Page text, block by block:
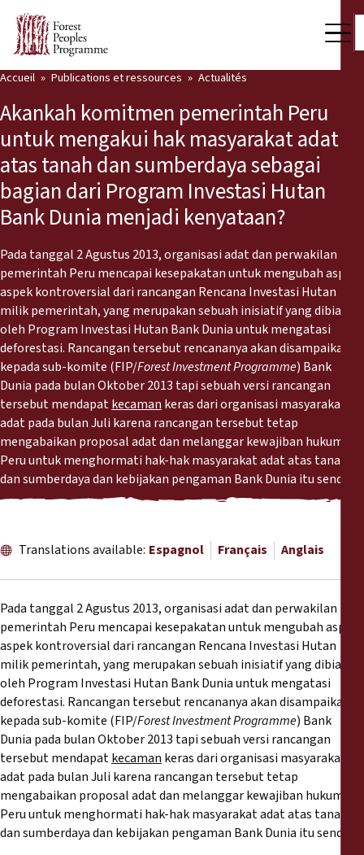
Qui nous sommes
Salle de presse
Nous soutenir
Notre travail
Voix des communautés
Partenaires et Pays
Dernières actualités
Publications et ressources
Actualités
Rapports
Communiqués de presse
Matériel de formation
Procédures juridiques
Rapports annuels
Accueil Publications et ressources Actualités
Akankah komitmen pemerintah Peru
untuk mengakui hak masyarakat adat
atas tanah dan sumberdaya sebagai
bagian dari Program Investasi Hutan
Bank Dunia menjadi kenyataan?
Pada tanggal 2 Agustus 2013, organisasi adat dan perwakilan
pemerintah Peru mencapai kesepakatan untuk mengubah aspek-
aspek kontroversial dari rancangan Rencana Investasi Hutan
milik pemerintah, yang merupakan sebuah inisiatif yang dibiayai
oleh Program Investasi Hutan Bank Dunia untuk mengatasi
deforestasi. Rancangan tersebut rencananya akan disampaikan
kepada sub-komite (FIP/Forest Investment Programme) Bank
Dunia pada bulan Oktober 2013 tapi sebuah versi rancangan
tersebut mendapatkecaman keras dari organisasi masyarakat
adat pada bulan Juli karena rancangan tersebut tetap
mengabaikan proposal adat dan melanggar kewajiban hukum
Peru untuk menghormati hak-hak masyarakat adat atas tanah
dan sumberdaya dan kebijakan pengaman Bank Dunia itu sendiri.
Translations available: Espagnol Français Anglais
Pada tanggal 2 Agustus 2013, organisasi adat dan perwakilan
pemerintah Peru mencapai kesepakatan untuk mengubah aspek-
aspek kontroversial dari rancangan Rencana Investasi Hutan
milik pemerintah, yang merupakan sebuah inisiatif yang dibiayai
oleh Program Investasi Hutan Bank Dunia untuk mengatasi
deforestasi. Rancangan tersebut rencananya akan disampaikan
kepada sub-komite (FIP/Forest Investment Programme) Bank
Dunia pada bulan Oktober 2013 tapi sebuah versi rancangan
tersebut mendapatkecaman keras dari organisasi masyarakat
adat pada bulan Juli karena rancangan tersebut tetap
mengabaikan proposal adat dan melanggar kewajiban hukum
Peru untuk menghormati hak-hak masyarakat adat atas tanah
dan sumberdaya dan kebijakan pengaman Bank Dunia itu sendiri.